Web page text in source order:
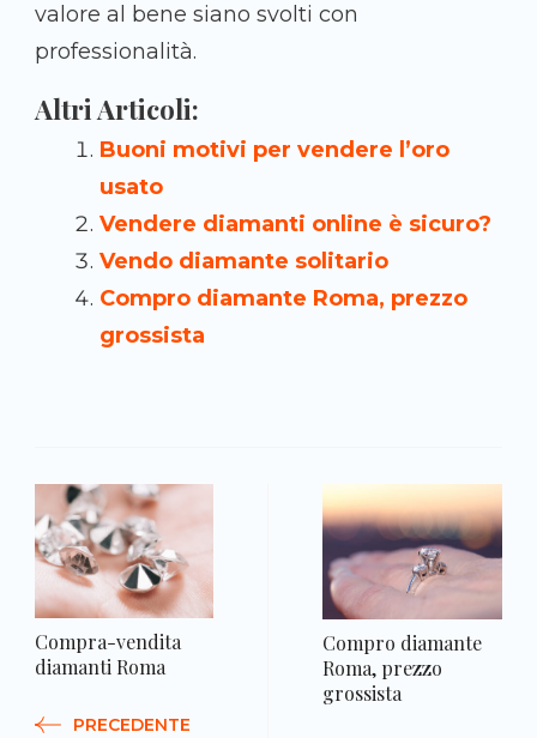
valore al bene siano svolti con
professionalità.
Altri Articoli:
Buoni motivi per vendere l’oro
usato
Vendere diamanti online è sicuro?
Vendo diamante solitario
Compro diamante Roma, prezzo
grossista
Compra-vendita
diamanti Roma
PRECEDENTE
Compro diamante
Roma, prezzo
grossista